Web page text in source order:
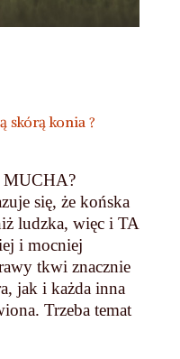
skórą konia ?
MUCHA?
się, że końska
ludzka, więc i TA
i mocniej
tkwi znacznie
jak i każda inna
Trzeba temat